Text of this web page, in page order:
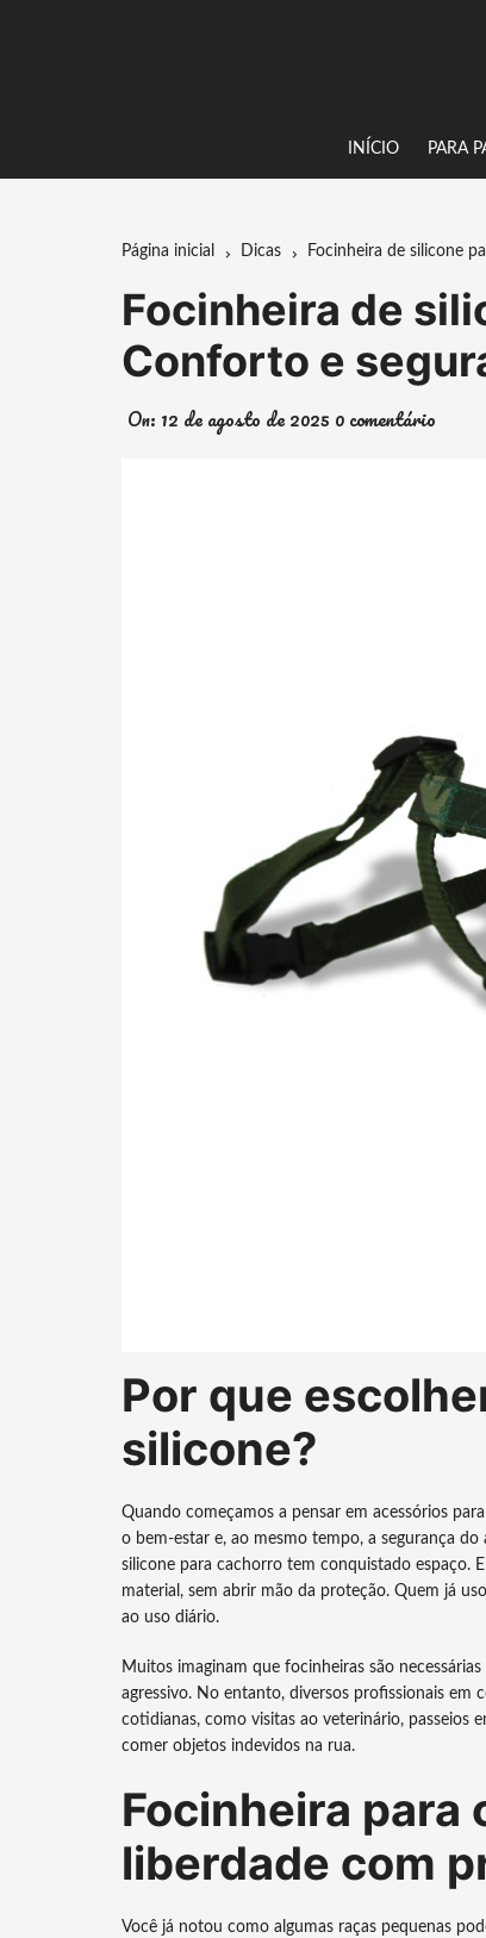
INÍCIO PARA
Página inicial Dicas Focinheira de silicone
Focinheira de
Conforto e
On: 12 de agosto de 2025 0 comentário
Por que
silicone?
Quando começamos a pensar em acessórios
o bem-estar e, ao mesmo tempo, a segurança
silicone para cachorro tem conquistado espaço.
material, sem abrir mão da proteção. Quem já
ao uso diário.
Muitos imaginam que focinheiras são
agressivo. No entanto, diversos profissionais
cotidianas, como visitas ao veterinário, passeios
comer objetos indevidos na rua.
Focinheira para
liberdade com
Você já notou como algumas raças pequenas